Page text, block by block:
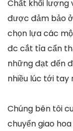
Chất khối lượng
được đảm bảo
chọn lựa các
đc cắt tỉa cẩn
những đạt đến
nhiều lúc tới tay
Chúng bên tôi
chuyển giao